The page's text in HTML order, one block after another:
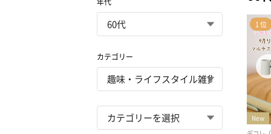
カテゴリー